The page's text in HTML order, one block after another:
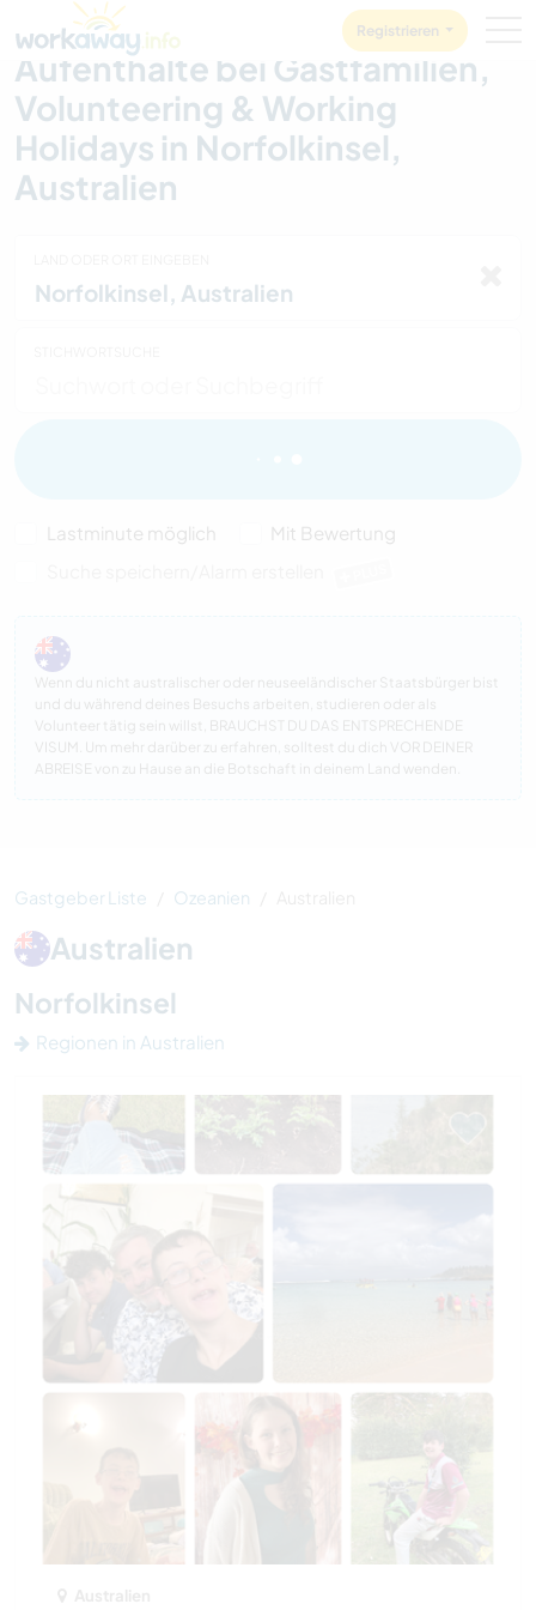
CONTENT
MAIN NAVIGATION
Registrieren
Aufenthalte bei Gastfamilien,
Volunteering & Working
Holidays in Norfolkinsel,
Australien
Lastminute möglich
Mit Bewertung
Wenn du nicht australischer oder neuseeländischer Staatsbürger bist
und du während deines Besuchs arbeiten, studieren oder als
Volunteer tätig sein willst, BRAUCHST DU DAS ENTSPRECHENDE
VISUM. Um mehr darüber zu erfahren, solltest du dich VOR DEINER
ABREISE von zu Hause an die Botschaft in deinem Land wenden.
Gastgeber Liste Ozeanien
Australien
Norfolkinsel
Regionen in Australien